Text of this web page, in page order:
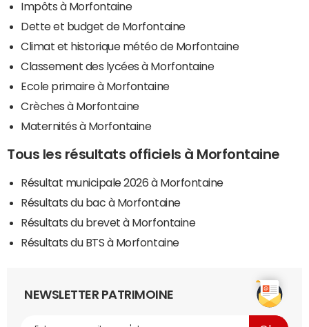
Impôts à Morfontaine
Dette et budget de Morfontaine
Climat et historique météo de Morfontaine
Classement des lycées à Morfontaine
Ecole primaire à Morfontaine
Crèches à Morfontaine
Maternités à Morfontaine
Tous les résultats officiels à Morfontaine
Résultat municipale 2026 à Morfontaine
Résultats du bac à Morfontaine
Résultats du brevet à Morfontaine
Résultats du BTS à Morfontaine
NEWSLETTER PATRIMOINE